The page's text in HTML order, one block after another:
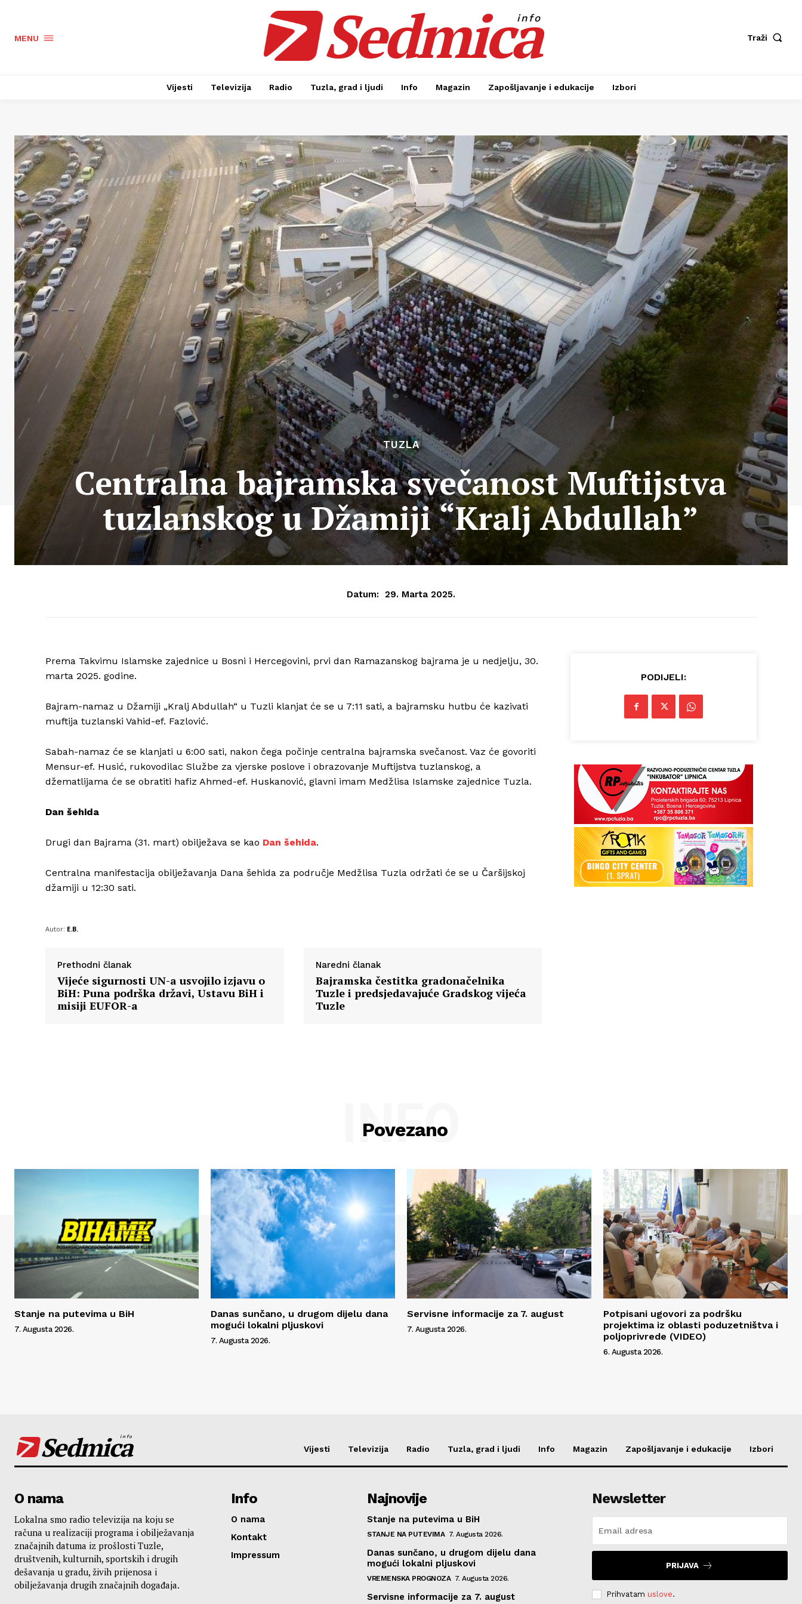
Kontakt
MENU Sedmica
info
Traži
Vijesti Televizija Radio Tuzla, grad i ljudi Info Magazin Zapošljavanje i edukacije Izbori
TUZLA
Centralna bajramska svečanost Muftijstva
tuzlanskog u Džamiji “Kralj Abdullah”
Datum: 29. Marta 2025.
Prema Takvimu Islamske zajednice u Bosni i Hercegovini, prvi dan Ramazanskog bajrama je u nedjelju, 30.
marta 2025. godine.
Bajram-namaz u Džamiji „Kralj Abdullah“ u Tuzli klanjat će se u 7:11 sati, a bajramsku hutbu će kazivati
muftija tuzlanski Vahid-ef. Fazlović.
Sabah-namaz će se klanjati u 6:00 sati, nakon čega počinje centralna bajramska svečanost. Vaz će govoriti
Mensur-ef. Husić, rukovodilac Službe za vjerske poslove i obrazovanje Muftijstva tuzlanskog, a
džematlijama će se obratiti hafiz Ahmed-ef. Huskanović, glavni imam Medžlisa Islamske zajednice Tuzla.
Dan šehida
Drugi dan Bajrama (31. mart) obilježava se kao Dan šehida.
Centralna manifestacija obilježavanja Dana šehida za područje Medžlisa Tuzla održati će se u Čaršijskoj
džamiji u 12:30 sati.
Autor: E.B.
Prethodni članak
Vijeće sigurnosti UN-a usvojilo izjavu o
BiH: Puna podrška državi, Ustavu BiH i
misiji EUFOR-a
Naredni članak
Bajramska čestitka gradonačelnika
Tuzle i predsjedavajuće Gradskog vijeća
Tuzle
PODIJELI:
Povezano
INFO
Stanje na putevima u BiH
7. Augusta 2026.
Danas sunčano, u drugom dijelu dana
mogući lokalni pljuskovi
7. Augusta 2026.
Servisne informacije za 7. august
7. Augusta 2026.
Potpisani ugovori za podršku
projektima iz oblasti poduzetništva i
poljoprivrede (VIDEO)
6. Augusta 2026.
Sedmica
info
Vijesti Televizija Radio Tuzla, grad i ljudi Info Magazin Zapošljavanje i edukacije Izbori
O nama
Lokalna smo radio televizija na koju se
računa u realizaciji programa i obilježavanja
značajnih datuma iz prošlosti Tuzle,
društvenih, kulturnih, sportskih i drugih
dešavanja u gradu, živih prijenosa i
obilježavanja drugih značajnih događaja.
Info
O nama
Kontakt
Impressum
Najnovije
Stanje na putevima u BiH
STANJE NA PUTEVIMA 7. Augusta 2026.
Danas sunčano, u drugom dijelu dana
mogući lokalni pljuskovi
VREMENSKA PROGNOZA 7. Augusta 2026.
Servisne informacije za 7. august
Newsletter
PRIJAVA
Prihvatam uslove.